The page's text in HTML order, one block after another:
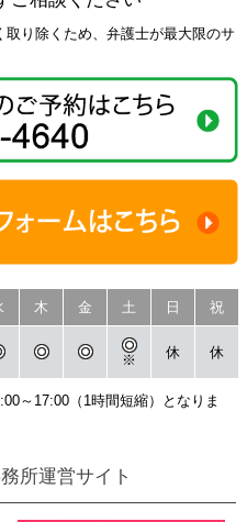
り除くため、弁護士が最大限のサ
木 金 土 日 祝
※ 休 休
～17:00（1時間短縮）となりま
所運営サイト